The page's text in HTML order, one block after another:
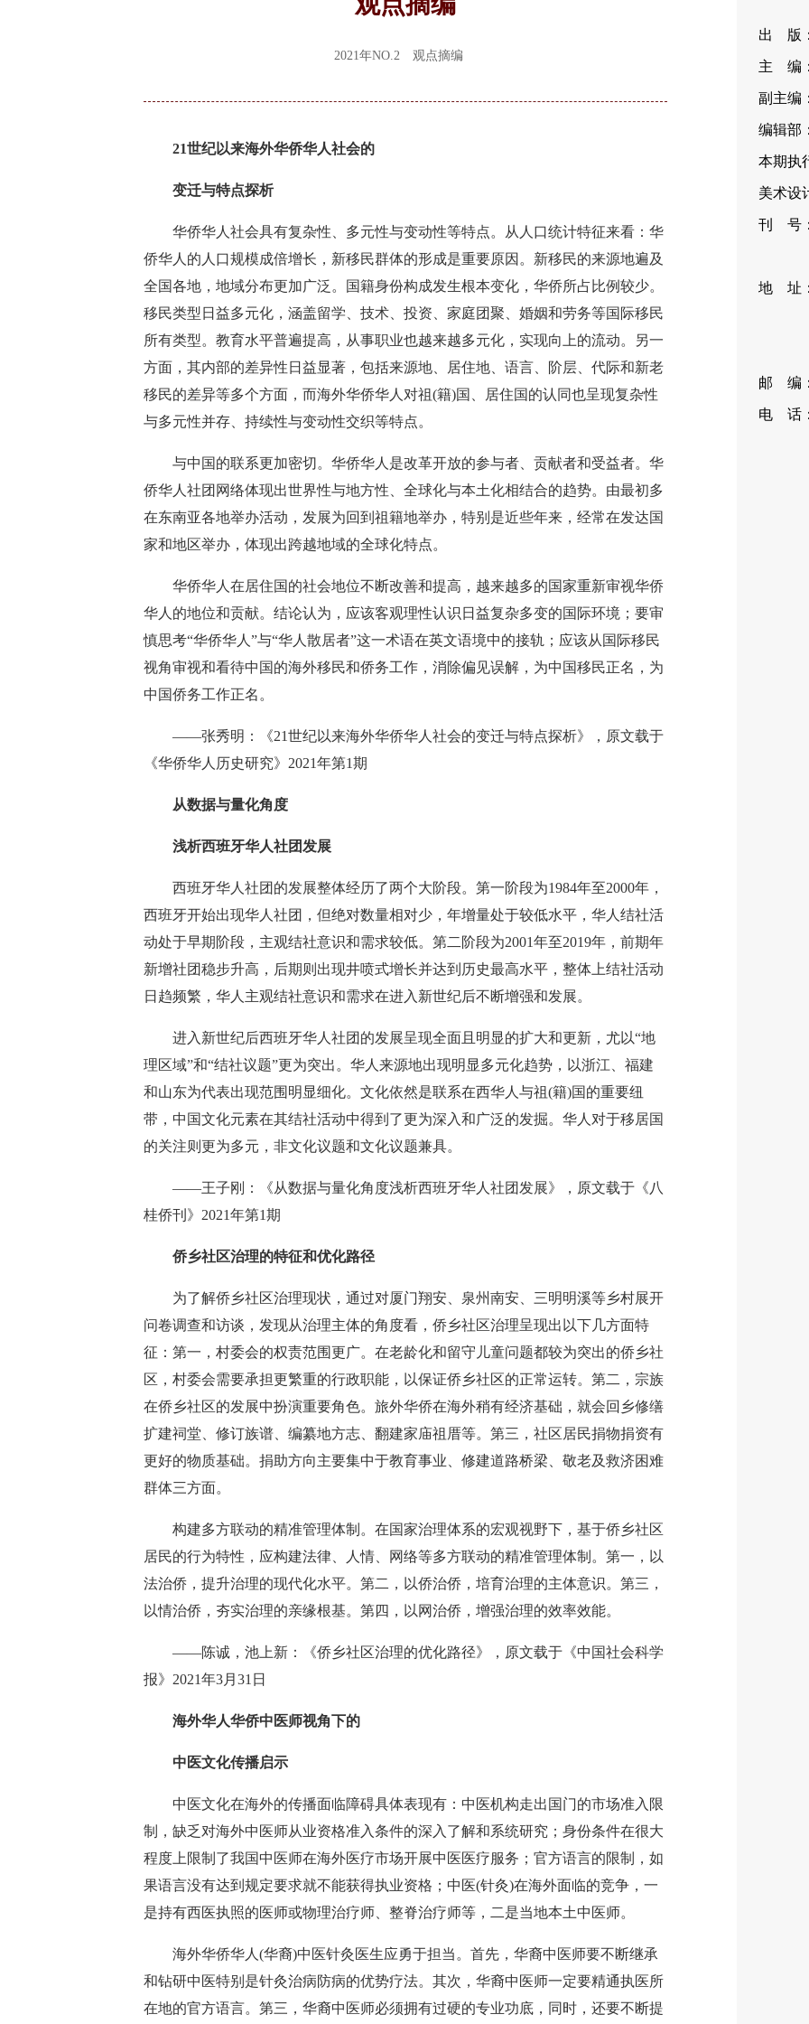
2021年NO.2 观点摘编
21世纪以来海外华侨华人社会的
变迁与特点探析
华侨华人社会具有复杂性、多元性与变动性等特点。从人口统计特征来看：华
侨华人的人口规模成倍增长，新移民群体的形成是重要原因。新移民的来源地遍及
全国各地，地域分布更加广泛。国籍身份构成发生根本变化，华侨所占比例较少。
移民类型日益多元化，涵盖留学、技术、投资、家庭团聚、婚姻和劳务等国际移民
所有类型。教育水平普遍提高，从事职业也越来越多元化，实现向上的流动。另一
方面，其内部的差异性日益显著，包括来源地、居住地、语言、阶层、代际和新老
移民的差异等多个方面，而海外华侨华人对祖(籍)国、居住国的认同也呈现复杂性
与多元性并存、持续性与变动性交织等特点。
与中国的联系更加密切。华侨华人是改革开放的参与者、贡献者和受益者。华
侨华人社团网络体现出世界性与地方性、全球化与本土化相结合的趋势。由最初多
在东南亚各地举办活动，发展为回到祖籍地举办，特别是近些年来，经常在发达国
家和地区举办，体现出跨越地域的全球化特点。
华侨华人在居住国的社会地位不断改善和提高，越来越多的国家重新审视华侨
华人的地位和贡献。结论认为，应该客观理性认识日益复杂多变的国际环境；要审
慎思考“华侨华人”与“华人散居者”这一术语在英文语境中的接轨；应该从国际移民
视角审视和看待中国的海外移民和侨务工作，消除偏见误解，为中国移民正名，为
中国侨务工作正名。
——张秀明：《21世纪以来海外华侨华人社会的变迁与特点探析》，原文载于
《华侨华人历史研究》2021年第1期
从数据与量化角度
浅析西班牙华人社团发展
西班牙华人社团的发展整体经历了两个大阶段。第一阶段为1984年至2000年，
西班牙开始出现华人社团，但绝对数量相对少，年增量处于较低水平，华人结社活
动处于早期阶段，主观结社意识和需求较低。第二阶段为2001年至2019年，前期年
新增社团稳步升高，后期则出现井喷式增长并达到历史最高水平，整体上结社活动
日趋频繁，华人主观结社意识和需求在进入新世纪后不断增强和发展。
进入新世纪后西班牙华人社团的发展呈现全面且明显的扩大和更新，尤以“地
理区域”和“结社议题”更为突出。华人来源地出现明显多元化趋势，以浙江、福建
和山东为代表出现范围明显细化。文化依然是联系在西华人与祖(籍)国的重要纽
带，中国文化元素在其结社活动中得到了更为深入和广泛的发掘。华人对于移居国
的关注则更为多元，非文化议题和文化议题兼具。
——王子刚：《从数据与量化角度浅析西班牙华人社团发展》，原文载于《八
桂侨刊》2021年第1期
侨乡社区治理的特征和优化路径
为了解侨乡社区治理现状，通过对厦门翔安、泉州南安、三明明溪等乡村展开
问卷调查和访谈，发现从治理主体的角度看，侨乡社区治理呈现出以下几方面特
征：第一，村委会的权责范围更广。在老龄化和留守儿童问题都较为突出的侨乡社
区，村委会需要承担更繁重的行政职能，以保证侨乡社区的正常运转。第二，宗族
在侨乡社区的发展中扮演重要角色。旅外华侨在海外稍有经济基础，就会回乡修缮
扩建祠堂、修订族谱、编纂地方志、翻建家庙祖厝等。第三，社区居民捐物捐资有
更好的物质基础。捐助方向主要集中于教育事业、修建道路桥梁、敬老及救济困难
群体三方面。
构建多方联动的精准管理体制。在国家治理体系的宏观视野下，基于侨乡社区
居民的行为特性，应构建法律、人情、网络等多方联动的精准管理体制。第一，以
法治侨，提升治理的现代化水平。第二，以侨治侨，培育治理的主体意识。第三，
以情治侨，夯实治理的亲缘根基。第四，以网治侨，增强治理的效率效能。
——陈诚，池上新：《侨乡社区治理的优化路径》，原文载于《中国社会科学
报》2021年3月31日
海外华人华侨中医师视角下的
中医文化传播启示
中医文化在海外的传播面临障碍具体表现有：中医机构走出国门的市场准入限
制，缺乏对海外中医师从业资格准入条件的深入了解和系统研究；身份条件在很大
程度上限制了我国中医师在海外医疗市场开展中医医疗服务；官方语言的限制，如
果语言没有达到规定要求就不能获得执业资格；中医(针灸)在海外面临的竞争，一
是持有西医执照的医师或物理治疗师、整脊治疗师等，二是当地本土中医师。
海外华侨华人(华裔)中医针灸医生应勇于担当。首先，华裔中医师要不断继承
和钻研中医特别是针灸治病防病的优势疗法。其次，华裔中医师一定要精通执医所
在地的官方语言。第三，华裔中医师必须拥有过硬的专业功底，同时，还要不断提
出 版
主 编
副主编
编辑部
本期执
美术设
刊 号
地 址
邮 编
电 话